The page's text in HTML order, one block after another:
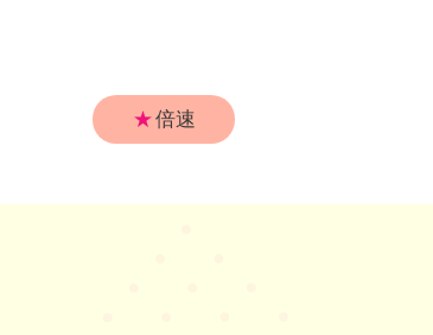
★倍速